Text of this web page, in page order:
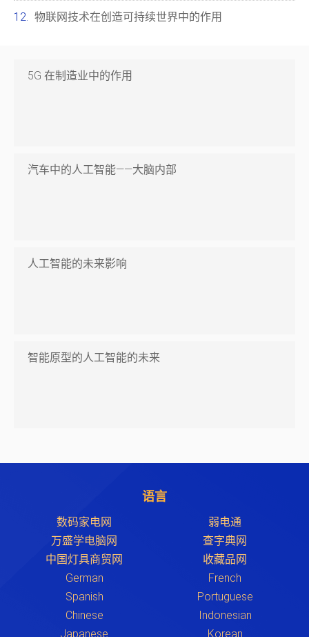
物联网技术在创造可持续世界中的作用
5G 在制造业中的作用
汽车中的人工智能——大脑内部
人工智能的未来影响
智能原型的人工智能的未来
语言
数码家电网
弱电通
万盛学电脑网
查字典网
中国灯具商贸网
收藏品网
German
French
Spanish
Portuguese
Chinese
Indonesian
Japanese
Korean